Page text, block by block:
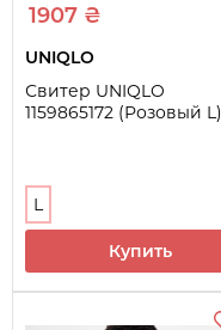
1907 ₴
UNIQLO
Свитер UNIQLO
1159865172 (Розовый L)
L
Купить